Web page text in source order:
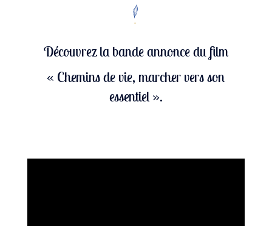
Découvrez la bande annonce du film
« Chemins de vie, marcher vers son
essentiel ».